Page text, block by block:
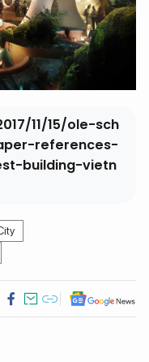
11/15/ole-sch
references-
building-vietn